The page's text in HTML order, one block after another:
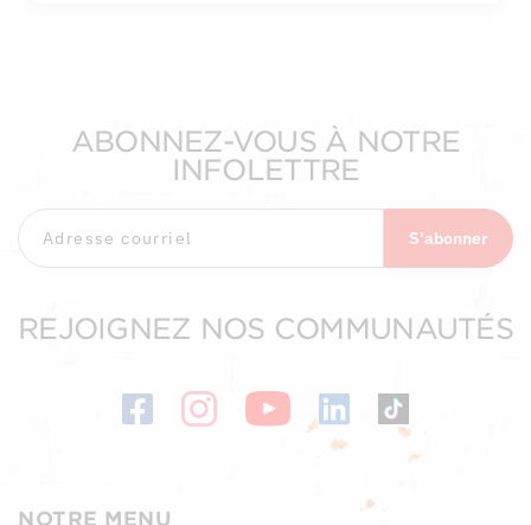
NOTRE MENU
ABONNEZ-VOUS À NOTRE
INFOLETTRE
S'abonner
REJOIGNEZ NOS COMMUNAUTÉS